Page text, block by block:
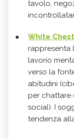
tavolo,
White
rappresenta
lavorio
verso la
abitudini
per chattare
social). I
tendenza